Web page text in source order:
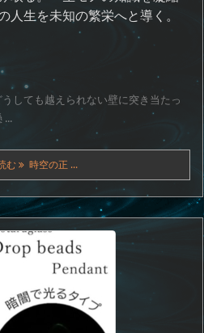
人生を未知の繁栄へと導く。
しても越えられない壁に突き当たっ
...
む 時空の正 ...